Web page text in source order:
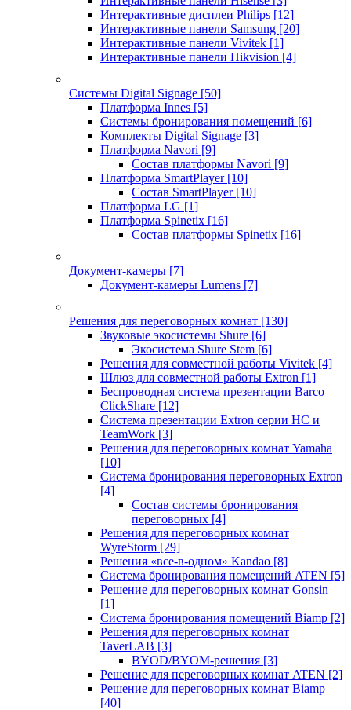
Интерактивные дисплеи Philips [12]
Интерактивные панели Samsung [20]
Интерактивные панели Vivitek [1]
Интерактивные панели Hikvision [4]
Системы Digital Signage [50]
Платформа Innes [5]
Системы бронирования помещений [6]
Комплекты Digital Signage [3]
Платформа Navori [9]
Состав платформы Navori [9]
Платформа SmartPlayer [10]
Состав SmartPlayer [10]
Платформа LG [1]
Платформа Spinetix [16]
Состав платформы Spinetix [16]
Документ-камеры [7]
Документ-камеры Lumens [7]
Решения для переговорных комнат [130]
Звуковые экосистемы Shure [6]
Экосистема Shure Stem [6]
Решения для совместной работы Vivitek [4]
Шлюз для совместной работы Extron [1]
Беспроводная система презентации Barco
ClickShare [12]
Система презентации Extron серии HC и
TeamWork [3]
Решения для переговорных комнат Yamaha
[10]
Система бронирования переговорных Extron
[4]
Состав системы бронирования
переговорных [4]
Решения для переговорных комнат
WyreStorm [29]
Решения «все-в-одном» Kandao [8]
Система бронирования помещений ATEN [5]
Решение для переговорных комнат Gonsin
[1]
Система бронирования помещений Biamp [2]
Решения для переговорных комнат
TaverLAB [3]
BYOD/BYOM-решения [3]
Решение для переговорных комнат ATEN [2]
Решение для переговорных комнат Biamp
[40]